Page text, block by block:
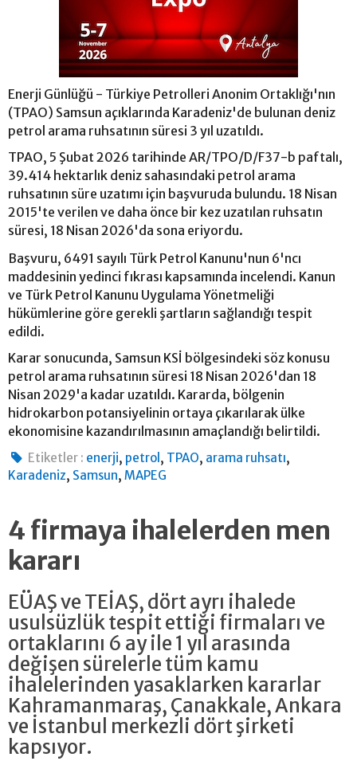
Enerji Günlüğü - Türkiye Petrolleri Anonim Ortaklığı'nın
(TPAO) Samsun açıklarında Karadeniz'de bulunan deniz
petrol arama ruhsatının süresi 3 yıl uzatıldı.
TPAO, 5 Şubat 2026 tarihinde AR/TPO/D/F37-b paftalı,
39.414 hektarlık deniz sahasındaki petrol arama
ruhsatının süre uzatımı için başvuruda bulundu. 18 Nisan
2015'te verilen ve daha önce bir kez uzatılan ruhsatın
süresi, 18 Nisan 2026'da sona eriyordu.
Başvuru, 6491 sayılı Türk Petrol Kanunu'nun 6'ncı
maddesinin yedinci fıkrası kapsamında incelendi. Kanun
ve Türk Petrol Kanunu Uygulama Yönetmeliği
hükümlerine göre gerekli şartların sağlandığı tespit
edildi.
Karar sonucunda, Samsun KSİ bölgesindeki söz konusu
petrol arama ruhsatının süresi 18 Nisan 2026'dan 18
Nisan 2029'a kadar uzatıldı. Kararda, bölgenin
hidrokarbon potansiyelinin ortaya çıkarılarak ülke
ekonomisine kazandırılmasının amaçlandığı belirtildi.
Etiketler : enerji, petrol , TPAO, arama ruhsatı,
Karadeniz, Samsun, MAPEG
4 firmaya ihalelerden men
kararı
EÜAŞ ve TEİAŞ, dört ayrı ihalede
usulsüzlük tespit ettiği firmaları ve
ortaklarını 6 ay ile 1 yıl arasında
değişen sürelerle tüm kamu
ihalelerinden yasaklarken kararlar
Kahramanmaraş, Çanakkale, Ankara
ve İstanbul merkezli dört şirketi
kapsıyor.